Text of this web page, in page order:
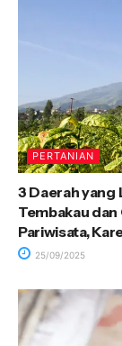
PERTANIAN
3 Daerah yang
Tembakau
Pariwisata,
25/09/2025